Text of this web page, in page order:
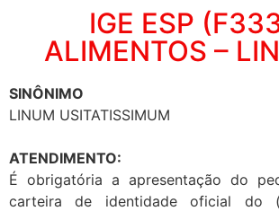
IGE ESP
ALIMENTOS –
SINÔNIMO
LINUM USITATISSIMUM
ATENDIMENTO:
É obrigatória a apresentação do
carteira de identidade oficial do